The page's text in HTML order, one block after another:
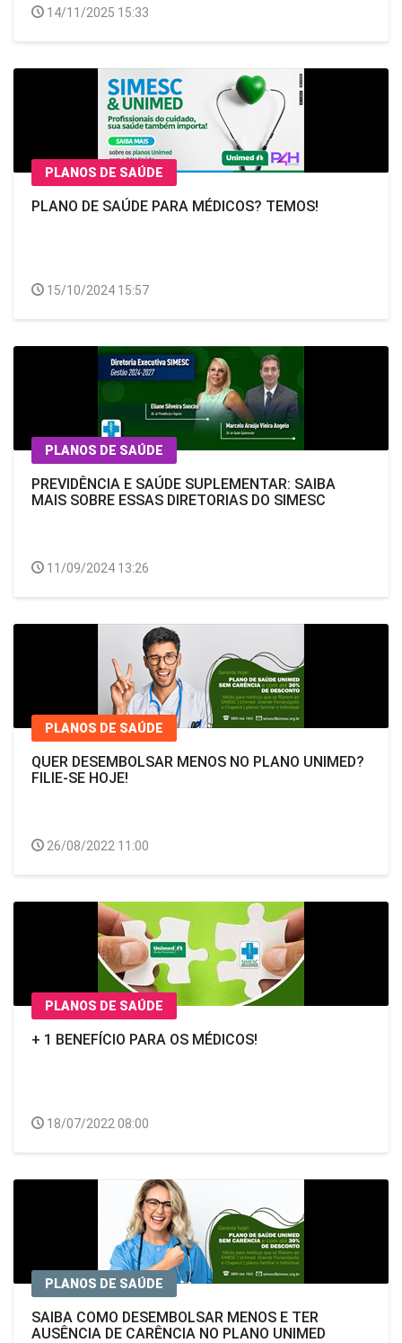
14/11/2025 15:33
PLANOS DE SAÚDE
PLANO DE SAÚDE PARA MÉDICOS? TEMOS!
15/10/2024 15:57
PLANOS DE SAÚDE
PREVIDÊNCIA E SAÚDE SUPLEMENTAR: SAIBA
MAIS SOBRE ESSAS DIRETORIAS DO SIMESC
11/09/2024 13:26
PLANOS DE SAÚDE
QUER DESEMBOLSAR MENOS NO PLANO UNIMED?
FILIE-SE HOJE!
26/08/2022 11:00
PLANOS DE SAÚDE
+ 1 BENEFÍCIO PARA OS MÉDICOS!
18/07/2022 08:00
PLANOS DE SAÚDE
SAIBA COMO DESEMBOLSAR MENOS E TER
AUSÊNCIA DE CARÊNCIA NO PLANO UNIMED